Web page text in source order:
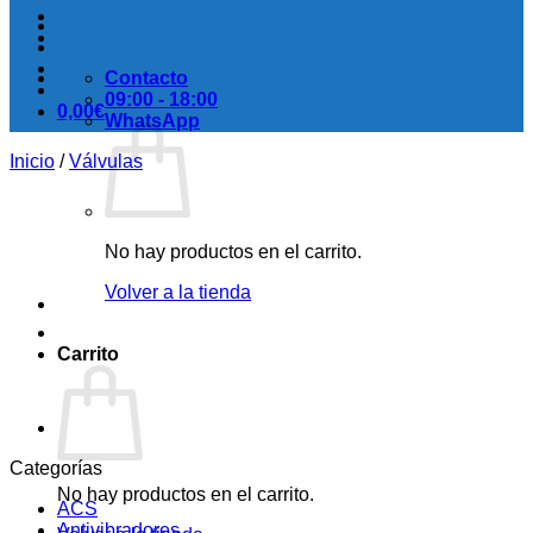
0,00€
No hay productos en el carrito.
Volver a la tienda
Carrito
No hay productos en el carrito.
Contacto
09:00 - 18:00
WhatsApp
Inicio / Válvulas
Categorías
ACS